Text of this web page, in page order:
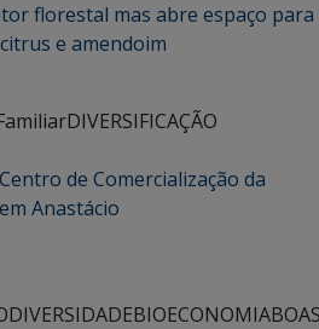
florestal mas abre espaço para
e amendoim
DIVERSIFICAÇÃO
de Comercialização da
Anastácio
BIOECONOMIA